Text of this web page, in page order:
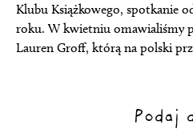
Klubu Książkowego, spotkanie
roku. W kwietniu omawialiśmy
Lauren Groff, którą na polski
Podaj